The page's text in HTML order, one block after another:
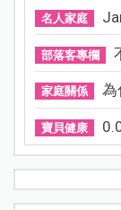
名人家庭
部落客專欄
家庭關係 為
寶貝健康